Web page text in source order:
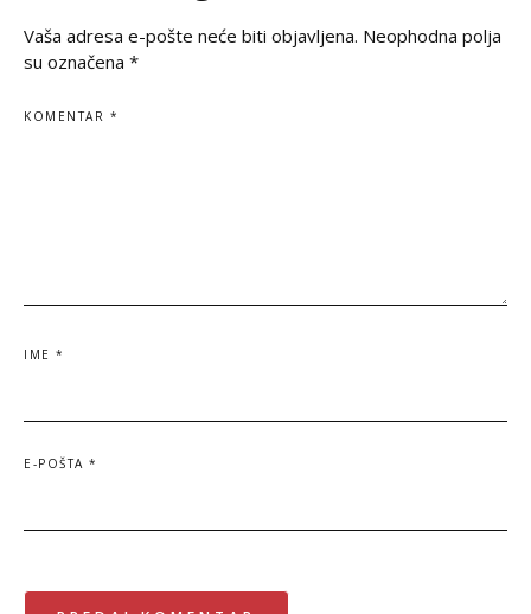
Vaša adresa e-pošte neće biti objavljena. Neophodna polja
su označena *
KOMENTAR *
IME *
E-POŠTA *